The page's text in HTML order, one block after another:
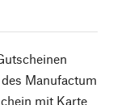
Manufactum
mit Karte